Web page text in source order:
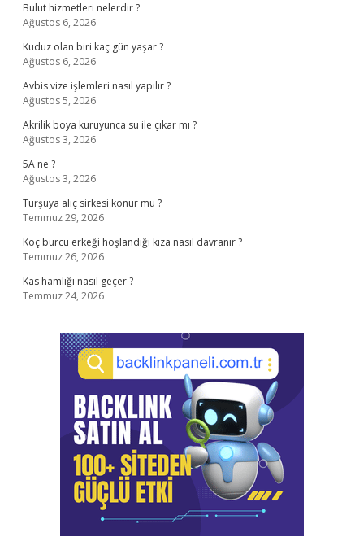
Bulut hizmetleri nelerdir ?
Ağustos 6, 2026
Kuduz olan biri kaç gün yaşar ?
Ağustos 6, 2026
Avbis vize işlemleri nasıl yapılır ?
Ağustos 5, 2026
Akrilik boya kuruyunca su ile çıkar mı ?
Ağustos 3, 2026
5A ne ?
Ağustos 3, 2026
Turşuya alıç sirkesi konur mu ?
Temmuz 29, 2026
Koç burcu erkeği hoşlandığı kıza nasıl davranır ?
Temmuz 26, 2026
Kas hamlığı nasıl geçer ?
Temmuz 24, 2026